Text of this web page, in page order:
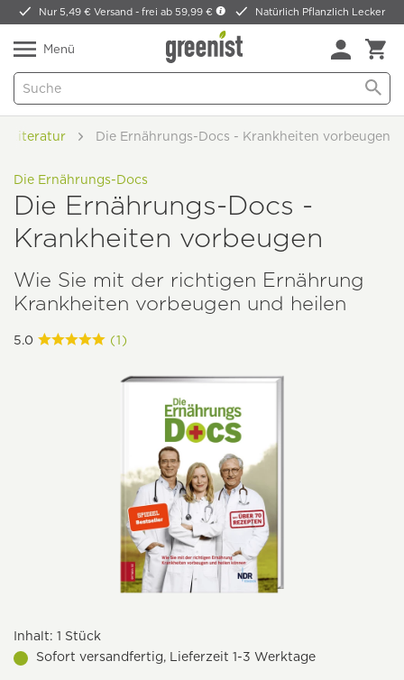
Nur 5,49 € Versand -frei ab 59,99 € Natürlich Pflanzlich Lecker
Menü
Literatur Die Ernährungs-Docs - Krankheiten vorbeugen
Die Ernährungs-Docs
Die Ernährungs-Docs -
Krankheiten vorbeugen
Wie Sie mit der richtigen Ernährung
Krankheiten vorbeugen und heilen
5.0 (1)
Inhalt: 1 Stück
Sofort versandfertig, Lieferzeit 1-3 Werktage